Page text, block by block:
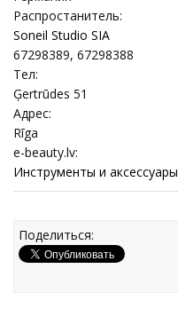
Распростанитель:
Soneil Studio SIA
67298389, 67298388
Тел:
Ģertrūdes 51
Адрес:
Rīga
e-beauty.lv:
Инструменты и аксессуары
Поделиться: